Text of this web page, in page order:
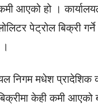
आएको हो ।
पेट्रोल बिक्री
निगम मधेश प्रादेशिक
केही कमी